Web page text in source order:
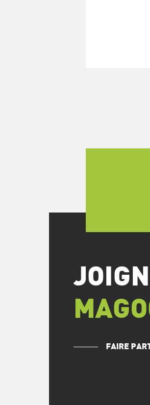
FAIRE